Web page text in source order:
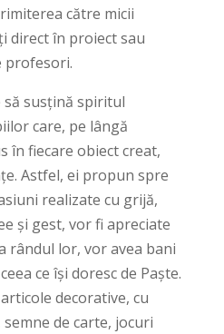
către micii
direct în proiect sau
profesori.
susțină spiritul
care, pe lângă
în fiecare obiect creat,
Astfel, ei propun spre
realizate cu grijă,
și gest, vor fi apreciate
rândul lor, vor avea bani
ce își doresc de Paște.
decorative, cu
de carte, jocuri